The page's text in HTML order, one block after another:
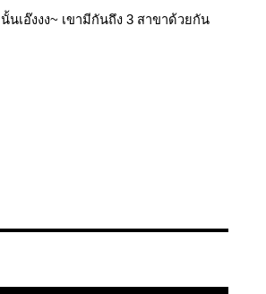
นั้นเอ๊งงง~ เขามีกันถึง 3 สาขาด้วยกัน